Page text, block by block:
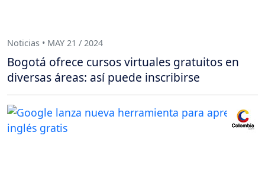
Noticias • MAY 21 / 2024
Bogotá ofrece cursos virtuales gratuitos en
diversas áreas: así puede inscribirse